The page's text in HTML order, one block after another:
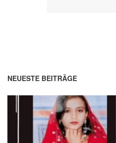
NEUESTE BEITRÄGE